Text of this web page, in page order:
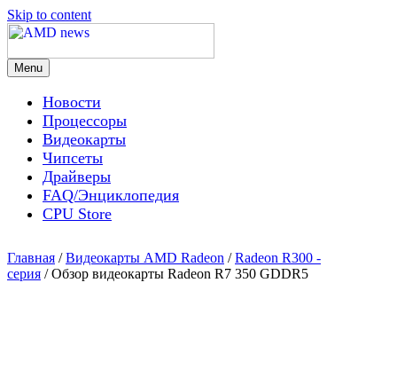
Skip to content
AMD news
Menu
Новости
Процессоры
Видеокарты
Чипсеты
Драйверы
FAQ/Энциклопедия
CPU Store
Главная /Видеокарты AMD Radeon /Radeon R300 -
серия / Обзор видеокарты Radeon R7 350 GDDR5